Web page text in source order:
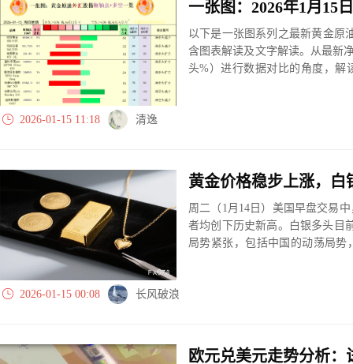
以下是一张图系列之最新黄金原
含图表解读及文字解读。从最新
头%）进行数据对比的角度，解
2026-01-15 11:18
清逸
黄金价格稳步上涨，白
周二（1月14日）美国早盘交易
者均创下历史新高。白银多头目
局势紧张，包括中国的动荡局
2026-01-15 00:08 长风破浪
欧元兑美元走势分析：